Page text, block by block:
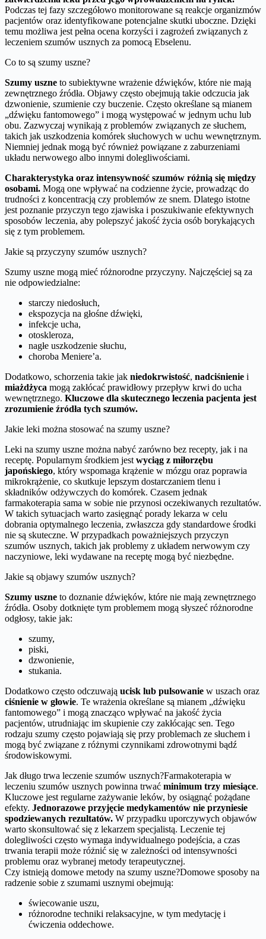
Podczas tej fazy szczegółowo monitorowane są reakcje organizmów
pacjentów oraz identyfikowane potencjalne skutki uboczne. Dzięki
temu możliwa jest pełna ocena korzyści i zagrożeń związanych z
leczeniem szumów usznych za pomocą Ebselenu.
Co to są szumy uszne?
Szumy uszne to subiektywne wrażenie dźwięków, które nie mają
zewnętrznego źródła. Objawy często obejmują takie odczucia jak
dzwonienie, szumienie czy buczenie. Często określane są mianem
„dźwięku fantomowego” i mogą występować w jednym uchu lub
obu. Zazwyczaj wynikają z problemów związanych ze słuchem,
takich jak uszkodzenia komórek słuchowych w uchu wewnętrznym.
Niemniej jednak mogą być również powiązane z zaburzeniami
układu nerwowego albo innymi dolegliwościami.
Charakterystyka oraz intensywność szumów różnią się między
osobami. Mogą one wpływać na codzienne życie, prowadząc do
trudności z koncentracją czy problemów ze snem. Dlatego istotne
jest poznanie przyczyn tego zjawiska i poszukiwanie efektywnych
sposobów leczenia, aby polepszyć jakość życia osób borykających
się z tym problemem.
Jakie są przyczyny szumów usznych?
Szumy uszne mogą mieć różnorodne przyczyny. Najczęściej są za
nie odpowiedzialne:
starczy niedosłuch,
ekspozycja na głośne dźwięki,
infekcje ucha,
otoskleroza,
nagłe uszkodzenie słuchu,
choroba Meniere’a.
Dodatkowo, schorzenia takie jak niedokrwistość, nadciśnienie i
miażdżyca mogą zakłócać prawidłowy przepływ krwi do ucha
wewnętrznego. Kluczowe dla skutecznego leczenia pacjenta jest
zrozumienie źródła tych szumów.
Jakie leki można stosować na szumy uszne?
Leki na szumy uszne można nabyć zarówno bez recepty, jak i na
receptę. Popularnym środkiem jest wyciąg z miłorzębu
japońskiego, który wspomaga krążenie w mózgu oraz poprawia
mikrokrążenie, co skutkuje lepszym dostarczaniem tlenu i
składników odżywczych do komórek. Czasem jednak
farmakoterapia sama w sobie nie przynosi oczekiwanych rezultatów.
W takich sytuacjach warto zasięgnąć porady lekarza w celu
dobrania optymalnego leczenia, zwłaszcza gdy standardowe środki
nie są skuteczne. W przypadkach poważniejszych przyczyn
szumów usznych, takich jak problemy z układem nerwowym czy
naczyniowe, leki wydawane na receptę mogą być niezbędne.
Jakie są objawy szumów usznych?
Szumy uszne to doznanie dźwięków, które nie mają zewnętrznego
źródła. Osoby dotknięte tym problemem mogą słyszeć różnorodne
odgłosy, takie jak:
szumy,
piski,
dzwonienie,
stukania.
Dodatkowo często odczuwają ucisk lub pulsowanie w uszach oraz
ciśnienie w głowie. Te wrażenia określane są mianem „dźwięku
fantomowego” i mogą znacząco wpływać na jakość życia
pacjentów, utrudniając im skupienie czy zakłócając sen. Tego
rodzaju szumy często pojawiają się przy problemach ze słuchem i
mogą być związane z różnymi czynnikami zdrowotnymi bądź
środowiskowymi.
Jak długo trwa leczenie szumów usznych?Farmakoterapia w
leczeniu szumów usznych powinna trwać minimum trzy miesiące.
Kluczowe jest regularne zażywanie leków, by osiągnąć pożądane
efekty. Jednorazowe przyjęcie medykamentów nie przyniesie
spodziewanych rezultatów. W przypadku uporczywych objawów
warto skonsultować się z lekarzem specjalistą. Leczenie tej
dolegliwości często wymaga indywidualnego podejścia, a czas
trwania terapii może różnić się w zależności od intensywności
problemu oraz wybranej metody terapeutycznej.
Czy istnieją domowe metody na szumy uszne?Domowe sposoby na
radzenie sobie z szumami usznymi obejmują:
świecowanie uszu,
różnorodne techniki relaksacyjne, w tym medytację i
ćwiczenia oddechowe.